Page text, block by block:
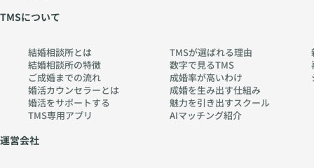
TMSについて
結婚相談所とは
結婚相談所の特徴
ご成婚までの流れ
婚活カウンセラーとは
婚活をサポートする
TMS専用アプリ
TMSが選ばれる理由
数字で見るTMS
成婚率が高いわけ
成婚を生み出す仕組み
魅力を引き出すスクール
AIマッチング紹介
運営会社